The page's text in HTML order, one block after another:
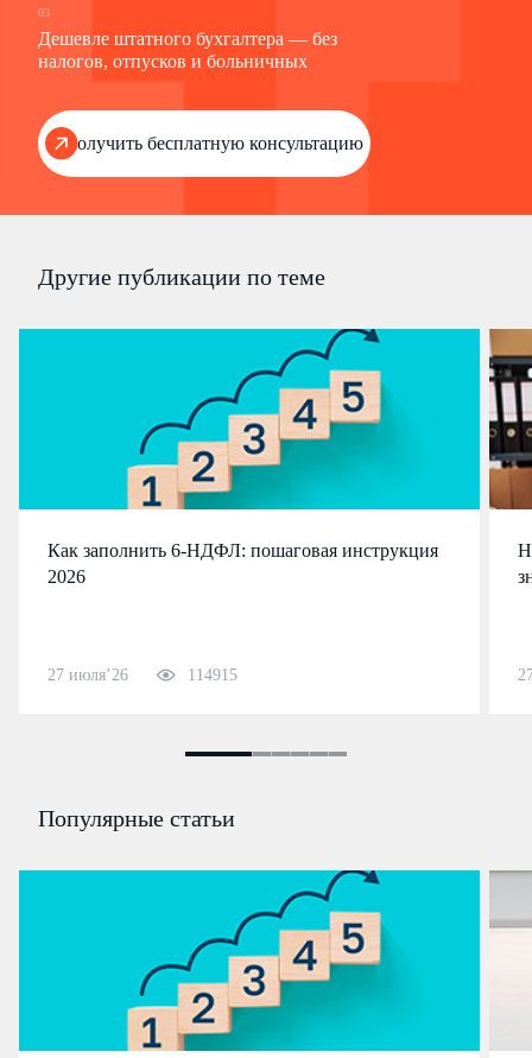
03
Дешевле штатного бухгалтера — без
налогов, отпусков и больничных
Получить бесплатную консультацию
Другие публикации по теме
Как заполнить 6-НДФЛ: пошаговая инструкция
2026
27 июля’26 114915
Популярные статьи